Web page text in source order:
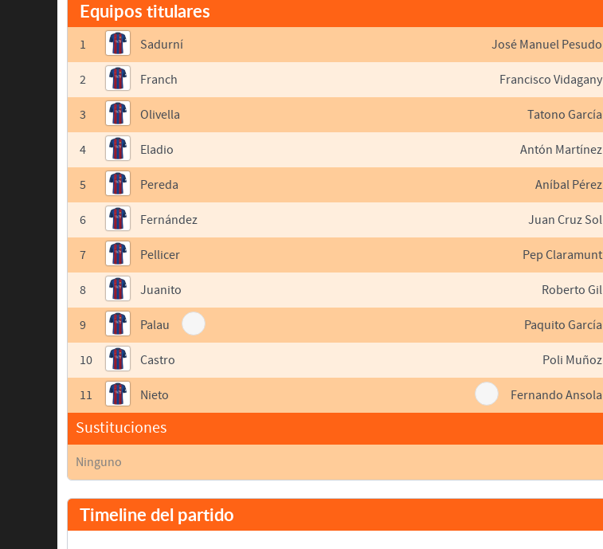
Equipos titulares
1 Sadurní
2 Franch
3 Olivella
4 Eladio
5 Pereda
6 Fernández
7 Pellicer
8 Juanito
9 Palau
10 Castro
11 Nieto
Sustituciones
Ninguno
José Manuel Pesudo
Francisco Vidagany
Tatono García
Antón Martínez
Aníbal Pérez
Juan Cruz Sol
Pep Claramunt
Roberto Gil
Paquito García
Poli Muñoz
Fernando Ansola
Timeline del partido